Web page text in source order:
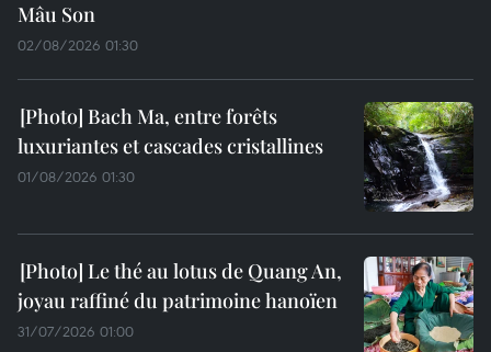
Mâu Son
02/08/2026 01:30
Bach Ma, entre forêts
luxuriantes et cascades cristallines
01/08/2026 01:30
Le thé au lotus de Quang An,
joyau raffiné du patrimoine hanoïen
31/07/2026 01:00